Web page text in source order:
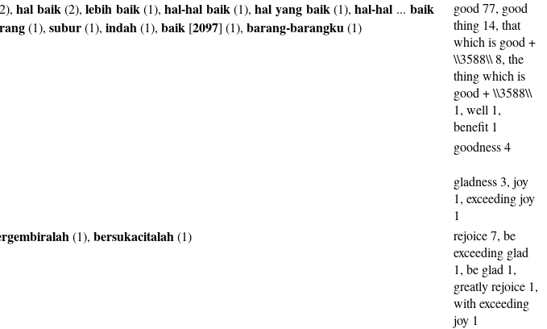
hal baik(2), lebih baik(1), hal-hal baik(1), hal yang baik(1), hal-hal ... baik
(1), subur(1), indah(1), baik [2097] (1), barang-barangku(1)
good 77, good
thing 14, that
which is good +
\\3588\\ 8, the
thing which is
good + \\3588\\
1, well 1,
benefit 1
goodness 4
gladness 3, joy
1, exceeding joy
1
(1), bersukacitalah(1)
rejoice 7, be
exceeding glad
1, be glad 1,
greatly rejoice 1,
with exceeding
joy 1